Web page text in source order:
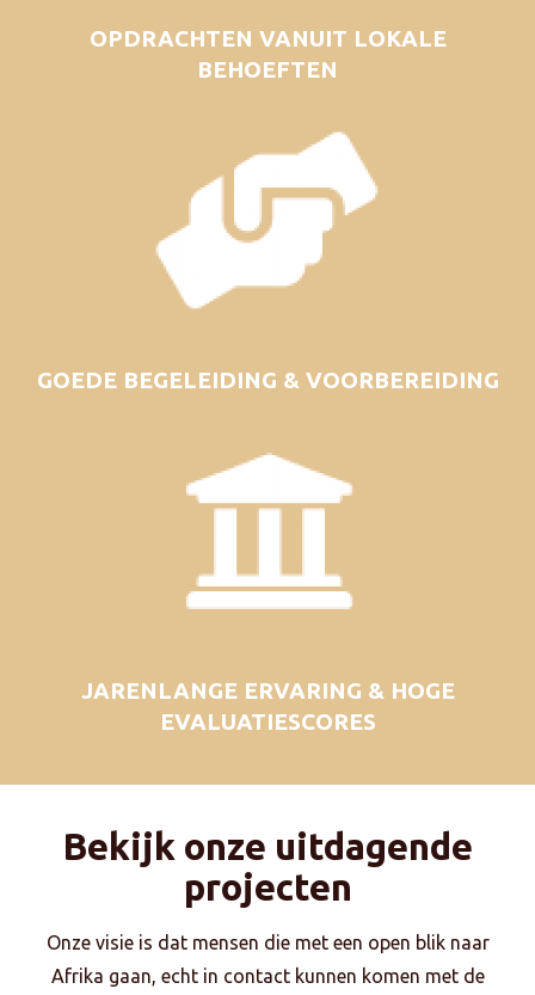
OPDRACHTEN VANUIT LOKALE
BEHOEFTEN
GOEDE BEGELEIDING & VOORBEREIDING
JARENLANGE ERVARING & HOGE
EVALUATIESCORES
Bekijk onze uitdagende
projecten
Onze visie is dat mensen die met een open blik naar
Afrika gaan, echt in contact kunnen komen met de